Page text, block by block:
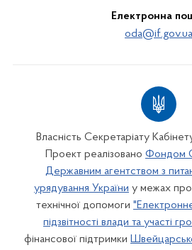
Електронна
oda@if.gov.ua
Власність Секретаріату
Проект реалізовано Фондом
Державним агентством з
урядування України у межах
технічної допомоги
підзвітності влади та участі
фінансової підтримки